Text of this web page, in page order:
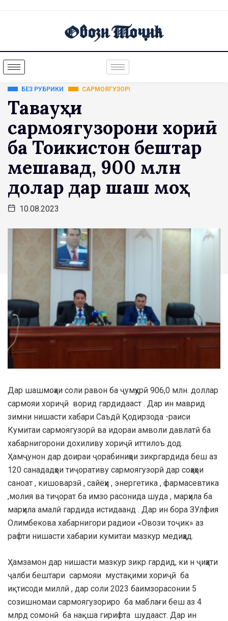
БЕЗ РУБРИКИ САРМОЯГУЗОРӢ
Таваҷҷуҳи
сармоягузорони хориҷӣ
ба Тоҷикистон бештар
мешавад, 900 млн
долар дар шаш моҳ
10.08.2023
Дар шашмоҳаи соли равон ба ҷумҳурӣ 906,0 млн. доллар
сармояи хориҷӣ ворид гардидааст . Дар ин маврид
зимни нишасти хабари Саъдӣ Қодирзода -раиси
Кумитаи сармоягузорӣ ва идораи амволи давлатӣ ба
хабарнигорони дохиливу хориҷӣ иттилоъ дод.
Ҳамҷунон дар доираи ҷорабиниҳои зикргардида беш аз
120 санададҳои тиҷоративу сармоягузорӣ дар соҳаҳои
саноат , кишоварзӣ , сайёҳи , энергетика , фармасевтика
,молия ва тиҷорат ба имзо расонида шуда , марҳила ба
марҳила амалӣ гардида истидаанд . Дар ин бора ЗУлфия
Олимбекова хабарнигори радиои «Овози тоҷик» аз
рафти нишасти хабарии кумитаи мазкур медиҳад.
Ҳамзамон дар нишасти мазкур зикр гардид, ки н ҷиҳати
ҷалби бештари сармояи мустақими хориҷӣ ба
иқтисоди миллӣ , дар соли 2023 баимзорасонии 5
созишномаи сармоягузориро ба маблағи беш аз 4
млрд сомонӣ ба нақша гирифта шудааст. Дар ин